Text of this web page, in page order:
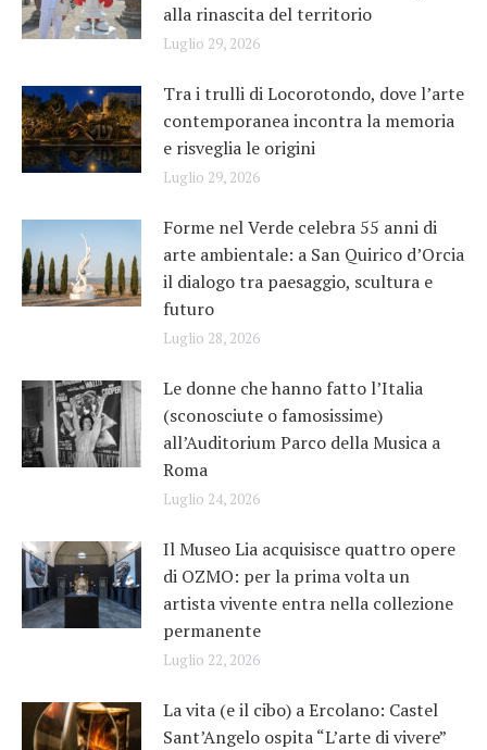
alla rinascita del territorio
Luglio 29, 2026
Tra i trulli di Locorotondo, dove l’arte
contemporanea incontra la memoria
e risveglia le origini
Luglio 29, 2026
Forme nel Verde celebra 55 anni di
arte ambientale: a San Quirico d’Orcia
il dialogo tra paesaggio, scultura e
futuro
Luglio 28, 2026
Le donne che hanno fatto l’Italia
(sconosciute o famosissime)
all’Auditorium Parco della Musica a
Roma
Luglio 24, 2026
Il Museo Lia acquisisce quattro opere
di OZMO: per la prima volta un
artista vivente entra nella collezione
permanente
Luglio 22, 2026
La vita (e il cibo) a Ercolano: Castel
Sant’Angelo ospita “L’arte di vivere”